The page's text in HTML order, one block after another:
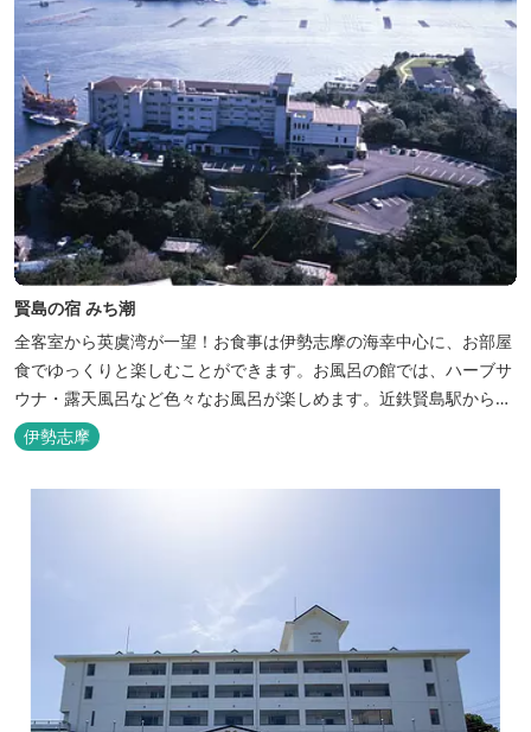
賢島の宿 みち潮
全客室から英虞湾が一望！お食事は伊勢志摩の海幸中心に、お部屋
食でゆっくりと楽しむことができます。お風呂の館では、ハーブサ
ウナ・露天風呂など色々なお風呂が楽しめます。近鉄賢島駅から歩
いて5分と好立地です。
伊勢志摩